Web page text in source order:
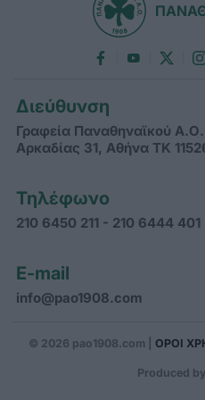
Διεύθυνση
Γραφεία Παναθηναϊκού Α.Ο.
Αρκαδίας 31, Αθήνα ΤΚ
Τηλέφωνο
210 6450 211 - 210 6444 401
E-mail
info@pao1908.com
© 2026 pao1908.com | ΟΡΟΙ
Produced by